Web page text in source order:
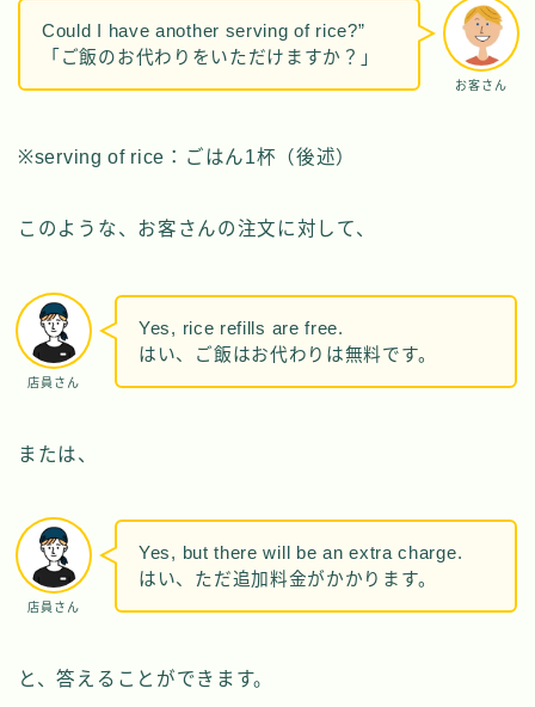
お客さん
Could I have another serving of rice?”
「ご飯のお代わりをいただけますか？」
※serving of rice：ごはん1杯（後述）
このような、お客さんの注文に対して、
店員さん
Yes, rice refills are free.
はい、ご飯はお代わりは無料です。
または、
店員さん
Yes, but there will be an extra charge.
はい、ただ追加料金がかかります。
と、答えることができます。